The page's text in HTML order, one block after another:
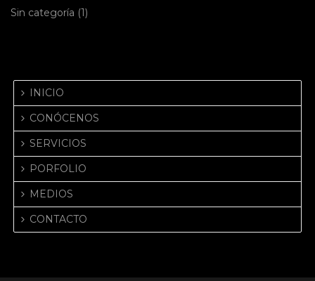
Sin categoría (1)
INICIO
CONÓCENOS
SERVICIOS
PORFOLIO
MEDIOS
CONTACTO